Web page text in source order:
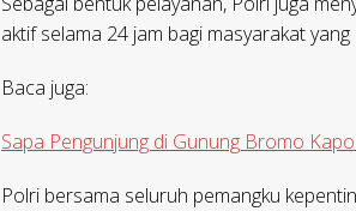
aktif selama 24 jam bagi masyarakat
Baca juga:
Sapa Pengunjung di Gunung Bromo
Polri bersama seluruh pemangku